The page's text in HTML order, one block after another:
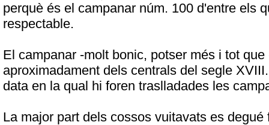
perquè és el campanar núm. 100 d'entre els
respectable.
El campanar -molt bonic, potser més i tot
aproximadament dels centrals del segle
data en la qual hi foren traslladades les
La major part dels cossos vuitavats es degué